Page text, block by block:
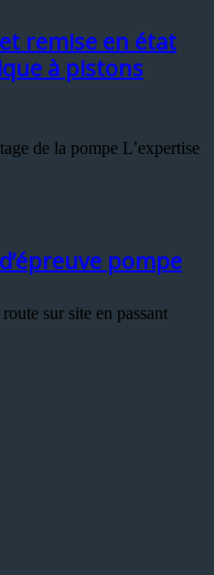
remise en état
à pistons
de la pompe L’expertise
pompe
sur site en passant